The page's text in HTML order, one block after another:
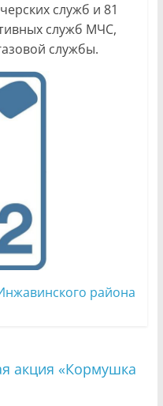
служб и 81
служб МЧС,
службы.
района
акция «Кормушка